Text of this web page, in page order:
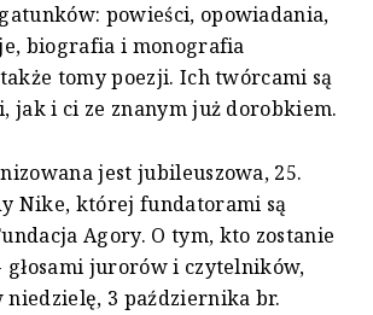
powieści, opowiadania,
biografia i monografia
tomy poezji. Ich twórcami są
jak i ci ze znanym już dorobkiem.
jest jubileuszowa, 25.
Nike, której fundatorami są
Agory. O tym, kto zostanie
jurorów i czytelników,
niedzielę, 3 października br.